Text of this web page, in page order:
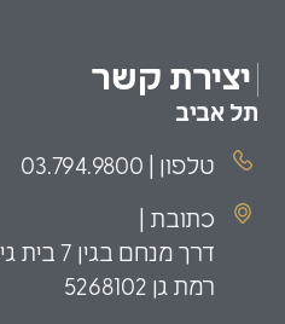
יצירת קשר
תל אביב
טלפון | 03.794.9800
כתובת |
רמת גן 5268102